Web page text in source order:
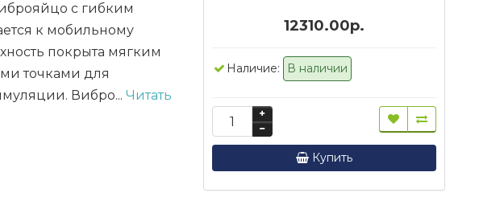
с гибким
к мобильному
покрыта мягким
точками для
Вибро...Читать
12310.00р.
Наличие: В наличии
Купить